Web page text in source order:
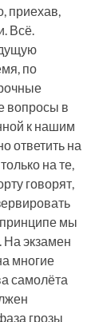
приехав,
Всё.
по
вопросы в
к нашим
ответить на
на те,
говорят,
мы
На экзамен
многие
самолёта
грозы